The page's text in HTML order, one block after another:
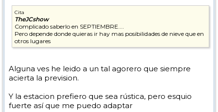
Cita
TheJCshow
Complicado saberlo en SEPTIEMBRE....
Pero depende donde quieras ir hay mas posibilidades de nieve que en
otros lugares
Alguna ves he leido a un tal agorero que siempre
acierta la prevision.
Y la estacion prefiero que sea rústica, pero esquio
fuerte así que me puedo adaptar